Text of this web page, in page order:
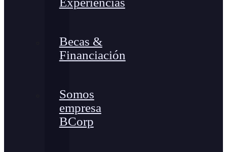
Becas &
Financiación
Somos
empresa
BCorp